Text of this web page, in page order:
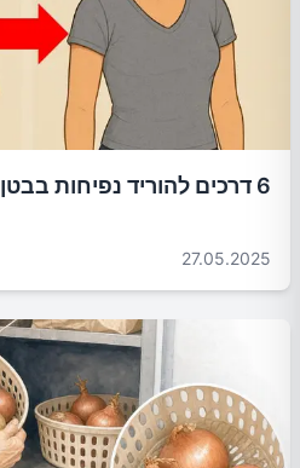
6 דרכים להוריד נפיחות בבטן תוך 24 שעות
27.05.2025